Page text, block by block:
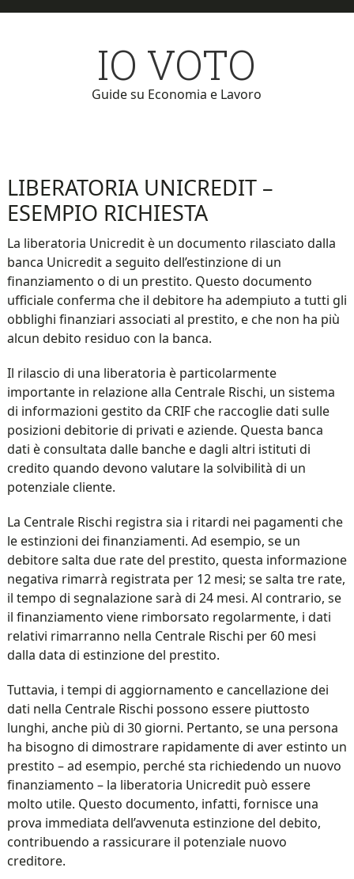
Skip
Skip
IO VOTO
Guide su Economia e Lavoro
LIBERATORIA UNICREDIT –
ESEMPIO RICHIESTA
La liberatoria Unicredit è un documento rilasciato dalla
banca Unicredit a seguito dell’estinzione di un
finanziamento o di un prestito. Questo documento
ufficiale conferma che il debitore ha adempiuto a tutti gli
obblighi finanziari associati al prestito, e che non ha più
alcun debito residuo con la banca.
Il rilascio di una liberatoria è particolarmente
importante in relazione alla Centrale Rischi, un sistema
di informazioni gestito da CRIF che raccoglie dati sulle
posizioni debitorie di privati e aziende. Questa banca
dati è consultata dalle banche e dagli altri istituti di
credito quando devono valutare la solvibilità di un
potenziale cliente.
La Centrale Rischi registra sia i ritardi nei pagamenti che
le estinzioni dei finanziamenti. Ad esempio, se un
debitore salta due rate del prestito, questa informazione
negativa rimarrà registrata per 12 mesi; se salta tre rate,
il tempo di segnalazione sarà di 24 mesi. Al contrario, se
il finanziamento viene rimborsato regolarmente, i dati
relativi rimarranno nella Centrale Rischi per 60 mesi
dalla data di estinzione del prestito.
Tuttavia, i tempi di aggiornamento e cancellazione dei
dati nella Centrale Rischi possono essere piuttosto
lunghi, anche più di 30 giorni. Pertanto, se una persona
ha bisogno di dimostrare rapidamente di aver estinto un
prestito – ad esempio, perché sta richiedendo un nuovo
finanziamento – la liberatoria Unicredit può essere
molto utile. Questo documento, infatti, fornisce una
prova immediata dell’avvenuta estinzione del debito,
contribuendo a rassicurare il potenziale nuovo
creditore.